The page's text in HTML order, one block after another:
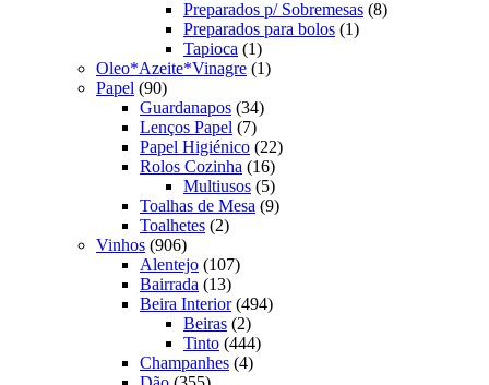
produtos
Preparados p/ Sobremesas 88
Preparados para bolos 11
Tapioca 11
produto
Oleo*Azeite*Vinagre 11
Papel 9090
produtos
Guardanapos 3434
Lenços Papel 77
produtos
Papel Higiénico 2222
Rolos Cozinha 1616
produtos
Multiusos 55
produtos
Toalhas de Mesa 99
Toalhetes 22
Vinhos 906906
produtos
Alentejo 107107
Bairrada 1313
produtos
Beira Interior 494494
Beiras 22
produtos
Tinto 444444
Champanhes 44
355